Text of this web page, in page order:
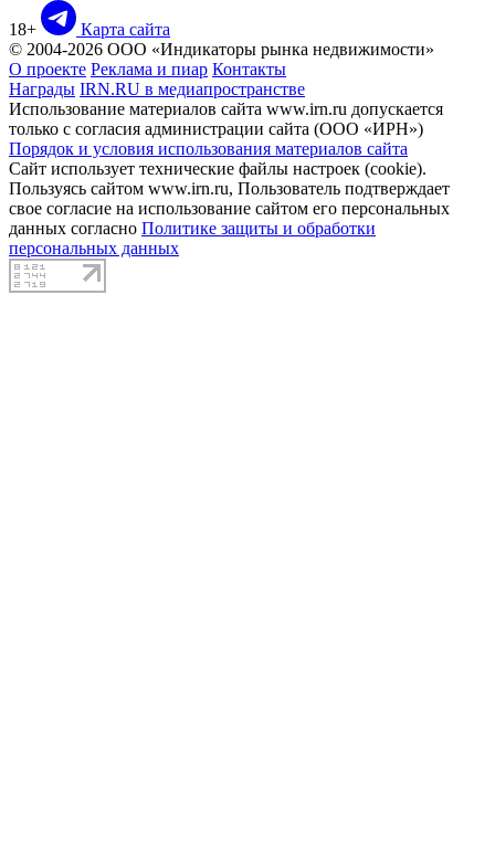
18+
Карта сайта
© 2004-2026 ООО «Индикаторы рынка недвижимости»
О проекте Реклама и пиар Контакты
Награды IRN.RU в медиапространстве
Использование материалов сайта www.irn.ru допускается
только с согласия администрации сайта (ООО «ИРН»)
Порядок и условия использования материалов сайта
Сайт использует технические файлы настроек (cookie).
Пользуясь сайтом www.irn.ru, Пользователь подтверждает
свое согласие на использование сайтом его персональных
данных согласно Политике защиты и обработки
персональных данных